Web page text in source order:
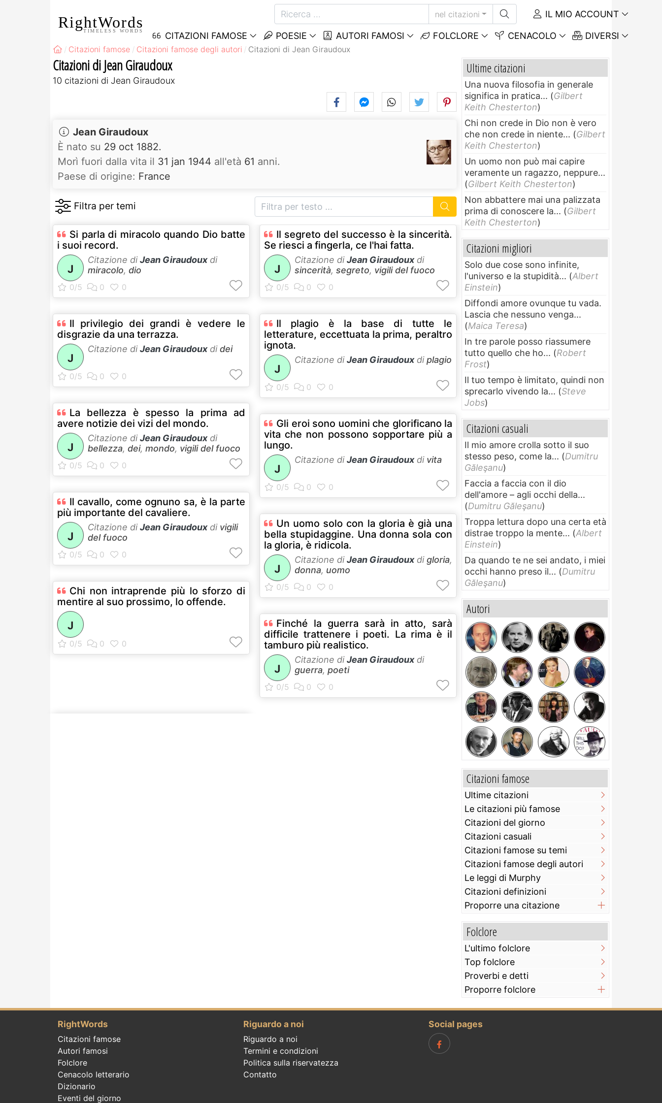
RightWords
TIMELESS WORDS
nel citazioni IL MIO ACCOUNT
CITAZIONI FAMOSE POESIE AUTORI FAMOSI FOLCLORE CENACOLO DIVERSI
Citazioni famose Citazioni famose degli autori Citazioni di Jean Giraudoux
Citazioni di Jean Giraudoux
10 citazioni di Jean Giraudoux
Jean Giraudoux
È nato su 29 oct 1882.
Morì fuori dalla vita il 31 jan 1944 all'età 61 anni.
Paese di origine: France
Si parla di miracolo quando Dio batte
i suoi record.
J
Citazione diJean Giraudouxdi
miracolo, dio
Il privilegio dei grandi è vedere le
disgrazie da una terrazza.
J
Citazione diJean Giraudouxdidei
La bellezza è spesso la prima ad
avere notizie dei vizi del mondo.
J
Citazione diJean Giraudouxdi
bellezza, dei, mondo, vigili del fuoco
Il cavallo, come ognuno sa, è la parte
più importante del cavaliere.
J
Citazione diJean Giraudouxdi vigili
del fuoco
Chi non intraprende più lo sforzo di
mentire al suo prossimo, lo offende.
J
Il segreto del successo è la sincerità.
Se riesci a fingerla, ce l'hai fatta.
J
Citazione diJean Giraudouxdi
sincerità, segreto, vigili del fuoco
Il plagio è la base di tutte le
letterature, eccettuata la prima, peraltro
ignota.
J
Citazione diJean Giraudouxdiplagio
Gli eroi sono uomini che glorificano la
vita che non possono sopportare più a
lungo.
J
Citazione diJean Giraudouxdi vita
Un uomo solo con la gloria è già una
bella stupidaggine. Una donna sola con
la gloria, è ridicola.
J
Citazione diJean Giraudouxdigloria,
donna, uomo
Finché la guerra sarà in atto, sarà
difficile trattenere i poeti. La rima è il
tamburo più realistico.
J
Citazione diJean Giraudouxdi
guerra, poeti
Ultime citazioni
Una nuova filosofia in generale
significa in pratica... (Gilbert
Keith Chesterton)
Chi non crede in Dio non è vero
che non crede in niente... (Gilbert
Keith Chesterton)
Un uomo non può mai capire
veramente un ragazzo, neppure...
(Gilbert Keith Chesterton)
Non abbattere mai una palizzata
prima di conoscere la... (Gilbert
Keith Chesterton)
Citazioni migliori
Solo due cose sono infinite,
l'universo e la stupidità... (Albert
Einstein)
Diffondi amore ovunque tu vada.
Lascia che nessuno venga...
(Maica Teresa)
In tre parole posso riassumere
tutto quello che ho... (Robert
Frost)
Il tuo tempo è limitato, quindi non
sprecarlo vivendo la... (Steve
Jobs)
Citazioni casuali
Il mio amore crolla sotto il suo
stesso peso, come la... (Dumitru
Găleşanu)
Faccia a faccia con il dio
dell'amore – agli occhi della...
(Dumitru Găleşanu)
Troppa lettura dopo una certa età
distrae troppo la mente... (Albert
Einstein)
Da quando te ne sei andato, i miei
occhi hanno preso il... (Dumitru
Găleşanu)
Autori
Citazioni famose
Ultime citazioni
Le citazioni più famose
Citazioni del giorno
Citazioni casuali
Citazioni famose su temi
Citazioni famose degli autori
Le leggi di Murphy
Citazioni definizioni
Proporre una citazione
Folclore
L'ultimo folclore
Top folclore
Proverbi e detti
Proporre folclore
RightWords
Citazioni famose
Autori famosi
Folclore
Cenacolo letterario
Dizionario
Eventi del giorno
Riguardo a noi
Riguardo a noi
Termini e condizioni
Politica sulla riservatezza
Contatto
Social pages